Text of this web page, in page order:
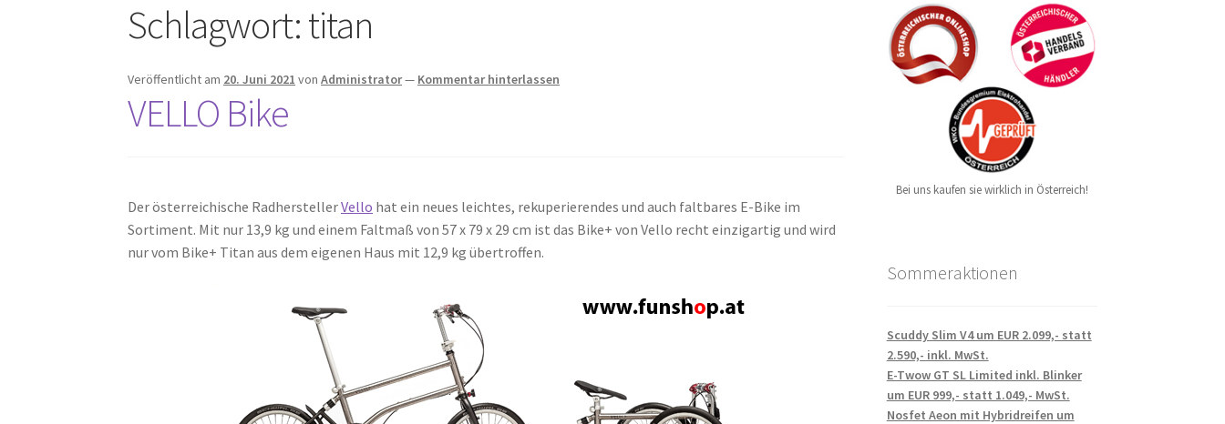
Schlagwort:titan
Veröffentlicht am 20. Juni 2021 vonAdministrator— Kommentar hinterlassen
VELLO Bike
Der österreichische RadherstellerVello hat ein neues leichtes, rekuperierendes und auch faltbares E-Bike im
Sortiment. Mit nur 13,9 kg und einem Faltmaß von 57 x 79 x 29 cm ist das Bike+ von Vello recht einzigartig und wird
nur vom Bike+ Titan aus dem eigenen Haus mit 12,9 kg übertroffen.
Bei uns kaufen sie wirklich in Österreich!
Sommeraktionen
Scuddy Slim V4 um EUR 2.099,- statt
2.590,- inkl. MwSt.
E-Twow GT SL Limited inkl. Blinker
um EUR 999,- statt 1.049,- MwSt.
Nosfet Aeon mit Hybridreifen um